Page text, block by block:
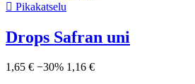
 Pikakatselu
Drops Safran uni
1,65 € −30% 1,16 €